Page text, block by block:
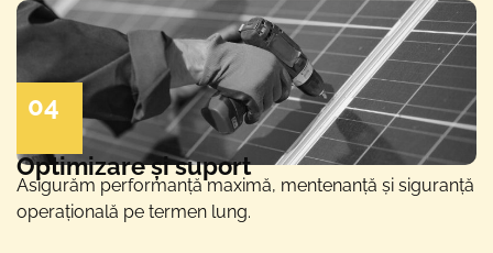
04
Optimizare și suport
Asigurăm performanță maximă, mentenanță și siguranță
operațională pe termen lung.